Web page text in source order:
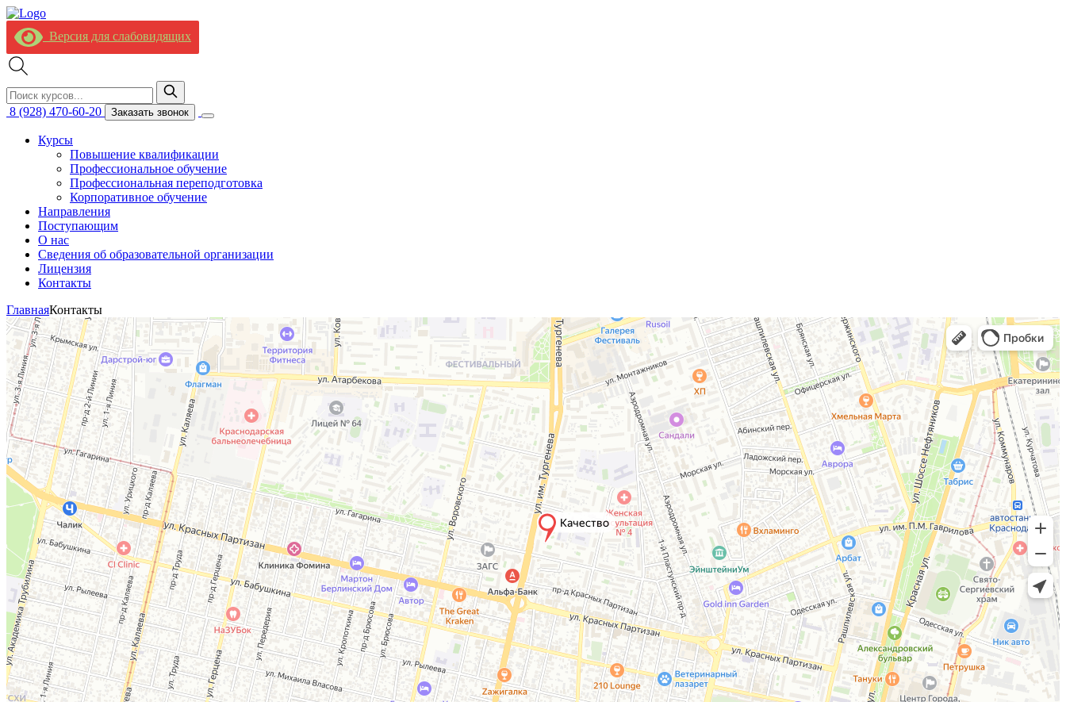
Версия для слабовидящих
8 (928) 470-60-20 Заказать звонок
Курсы
Повышение квалификации
Профессиональное обучение
Профессиональная переподготовка
Корпоративное обучение
Направления
Поступающим
О нас
Сведения об образовательной организации
Лицензия
Контакты
ГлавнаяКонтакты